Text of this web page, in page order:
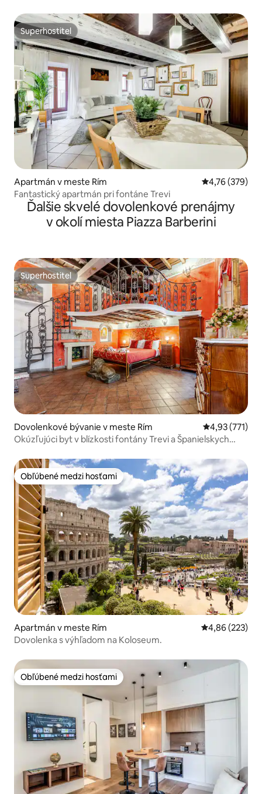
Superhostiteľ
Superhostiteľ
Apartmán v meste Rím Priemerné
4,76 (379)
Fantastický apartmán pri fontáne Trevi
Ďalšie skvelé dovolenkové prenájmy
v okolí miesta Piazza Barberini
Superhostiteľ
Superhostiteľ
Dovolenkové bývanie v meste Rím Priemerné
4,93 (771)
Okúzľujúci byt v blízkosti fontány Trevi a Španielskych
Obľúbené medzi hosťami
Obľúbené medzi hosťami
Apartmán v meste Rím Priemerné
4,86 (223)
Dovolenka s výhľadom na Koloseum.
Obľúbené medzi hosťami
Obľúbené medzi hosťami